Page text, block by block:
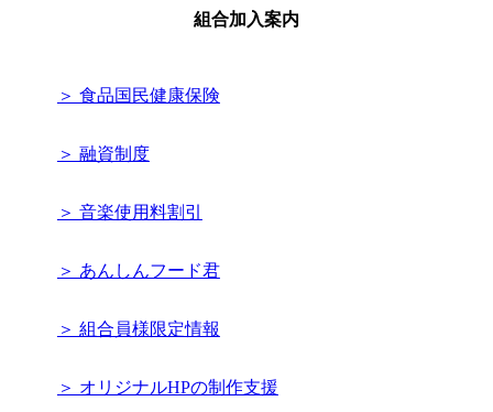
組合加入案内
＞ 食品国民健康保険
＞ 融資制度
＞ 音楽使用料割引
＞ あんしんフード君
＞ 組合員様限定情報
＞ オリジナルHPの制作支援